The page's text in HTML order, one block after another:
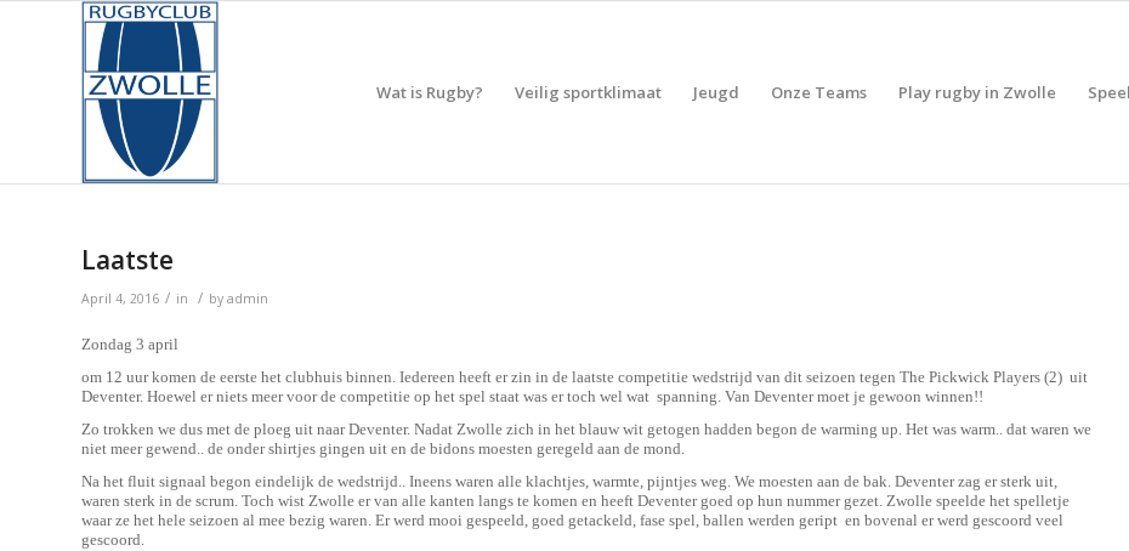
Wat is Rugby? Veilig sportklimaat Jeugd Onze Teams Play rugby in Zwolle
Laatste
April 4, 2016 / in / by admin
Zondag 3 april
om 12 uur komen de eerste het clubhuis binnen. Iedereen heeft er zin in de laatste competitie wedstrijd van dit seizoen tegen The Pickwick Players (2) uit
Deventer. Hoewel er niets meer voor de competitie op het spel staat was er toch wel wat spanning. Van Deventer moet je gewoon winnen!!
Zo trokken we dus met de ploeg uit naar Deventer. Nadat Zwolle zich in het blauw wit getogen hadden begon de warming up. Het was warm.. dat waren we
niet meer gewend.. de onder shirtjes gingen uit en de bidons moesten geregeld aan de mond.
Na het fluit signaal begon eindelijk de wedstrijd.. Ineens waren alle klachtjes, warmte, pijntjes weg. We moesten aan de bak. Deventer zag er sterk uit,
waren sterk in de scrum. Toch wist Zwolle er van alle kanten langs te komen en heeft Deventer goed op hun nummer gezet. Zwolle speelde het spelletje
waar ze het hele seizoen al mee bezig waren. Er werd mooi gespeeld, goed getackeld, fase spel, ballen werden geript en bovenal er werd gescoord veel
gescoord.